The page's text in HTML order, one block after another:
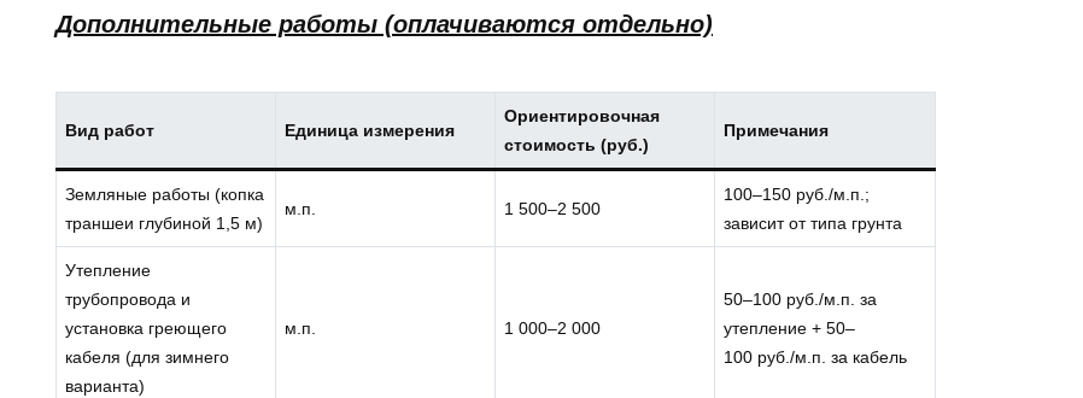
Дополнительные работы (оплачиваются отдельно)
Вид работ Единица измерения
Ориентировочная
стоимость (руб.)
Примечания
Земляные работы (копка
траншеи глубиной 1,5 м)
м.п. 1 500–2 500
100–150 руб./м.п.;
зависит от типа грунта
Утепление
трубопровода и
установка греющего
кабеля (для зимнего
варианта)
м.п. 1 000–2 000
50–100 руб./м.п. за
утепление + 50–
100 руб./м.п. за кабель